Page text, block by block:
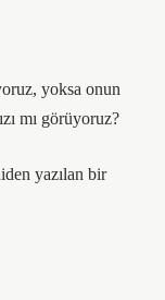
yoksa onun
mı görüyoruz?
yazılan bir